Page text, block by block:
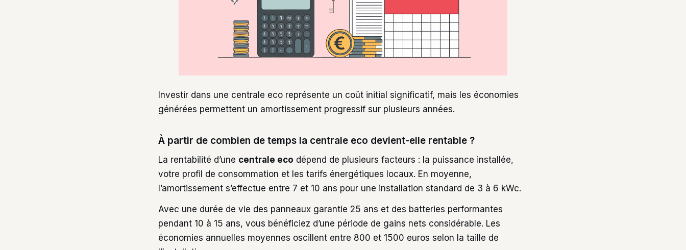
Investir dans une centrale eco représente un coût initial significatif, mais les économies
générées permettent un amortissement progressif sur plusieurs années.
À partir de combien de temps la centrale eco devient-elle rentable ?
La rentabilité d’une centrale eco dépend de plusieurs facteurs : la puissance installée,
votre profil de consommation et les tarifs énergétiques locaux. En moyenne,
l’amortissement s’effectue entre 7 et 10 ans pour une installation standard de 3 à 6 kWc.
Avec une durée de vie des panneaux garantie 25 ans et des batteries performantes
pendant 10 à 15 ans, vous bénéficiez d’une période de gains nets considérable. Les
économies annuelles moyennes oscillent entre 800 et 1500 euros selon la taille de